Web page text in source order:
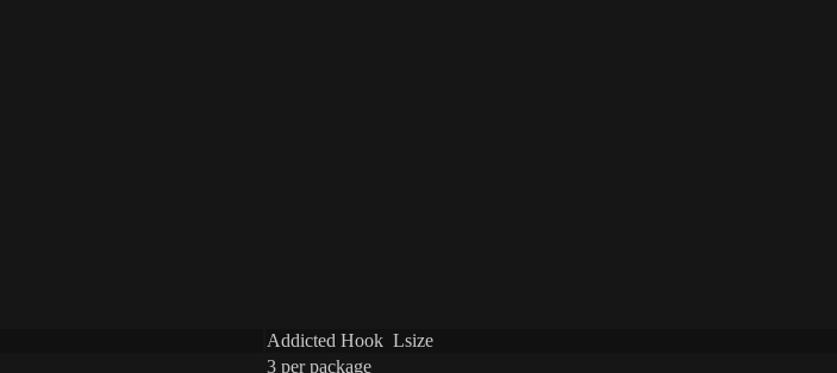
Addicted Hook Lsize
3 per package